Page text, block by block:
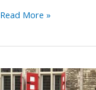
Scoren
Tegen
Kanker
Read More »